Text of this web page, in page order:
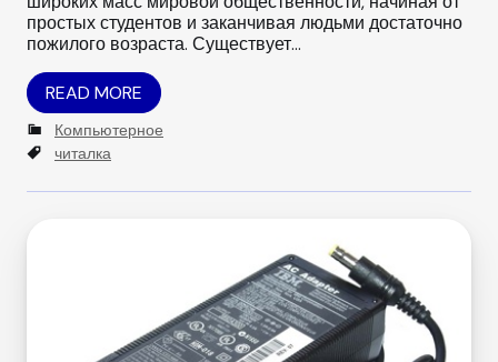
простых студентов и заканчивая людьми достаточно
пожилого возраста. Существует…
READ MORE
C
a
e
Компьютерное
T
g
читалка